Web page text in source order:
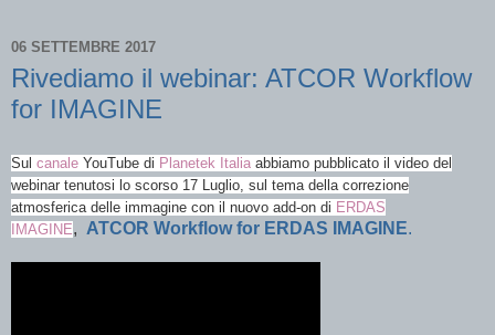
06 SETTEMBRE 2017
Rivediamo il webinar: ATCOR Workflow
for IMAGINE
Sul canale YouTube di Planetek Italia abbiamo pubblicato il video del
webinar tenutosi lo scorso 17 Luglio, sul tema della correzione
atmosferica delle immagine con il nuovo add-on di ERDAS
IMAGINE, ATCOR Workflow for ERDAS IMAGINE.